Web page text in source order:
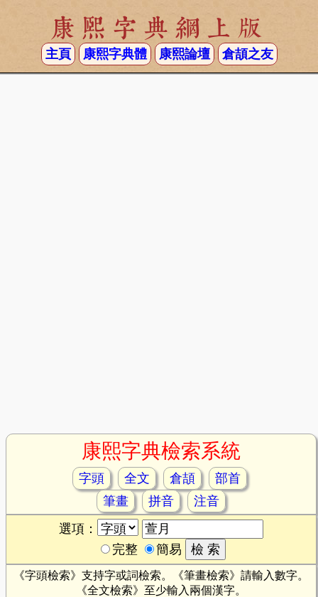
康熙字典網上版
主頁 康熙字典體 康熙論壇 倉頡之友
康熙字典檢索系統
字頭 全文 倉頡
部首
筆畫
拼音
注音
選項：
完整
簡易
《字頭檢索》支持字或詞檢索。《筆畫檢索》請輸入數字。
《全文檢索》至少輸入兩個漢字。